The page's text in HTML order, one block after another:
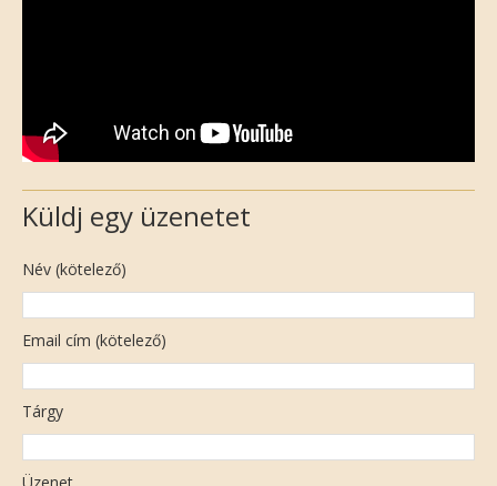
Küldj egy üzenetet
Név (kötelező)
Email cím (kötelező)
Tárgy